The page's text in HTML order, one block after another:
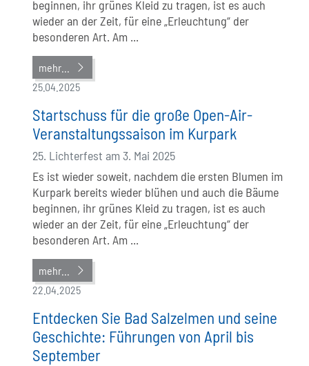
beginnen, ihr grünes Kleid zu tragen, ist es auch
wieder an der Zeit, für eine „Erleuchtung“ der
besonderen Art. Am ...
mehr...
25.04.2025
Startschuss für die große Open-Air-
Veranstaltungssaison im Kurpark
25. Lichterfest am 3. Mai 2025
Es ist wieder soweit, nachdem die ersten Blumen im
Kurpark bereits wieder blühen und auch die Bäume
beginnen, ihr grünes Kleid zu tragen, ist es auch
wieder an der Zeit, für eine „Erleuchtung“ der
besonderen Art. Am ...
mehr...
22.04.2025
Entdecken Sie Bad Salzelmen und seine
Geschichte: Führungen von April bis
September